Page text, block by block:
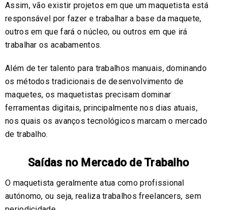
Assim, vão existir projetos em que um maquetista está
responsável por fazer e trabalhar a base da maquete,
outros em que fará o núcleo, ou outros em que irá
trabalhar os acabamentos.
Além de ter talento para trabalhos manuais, dominando
os métodos tradicionais de desenvolvimento de
maquetes, os maquetistas precisam dominar
ferramentas digitais, principalmente nos dias atuais,
nos quais os avanços tecnológicos marcam o mercado
de trabalho.
Saídas no Mercado de Trabalho
O maquetista geralmente atua como profissional
autónomo, ou seja, realiza trabalhos freelancers, sem